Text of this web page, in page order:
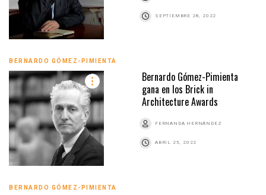
SEPTIEMBRE 28, 2022
BERNARDO GÓMEZ-PIMIENTA
Bernardo Gómez-Pimienta
gana en los Brick in
Architecture Awards
FERNANDA HERNÁNDEZ
ABRIL 25, 2022
BERNARDO GÓMEZ-PIMIENTA